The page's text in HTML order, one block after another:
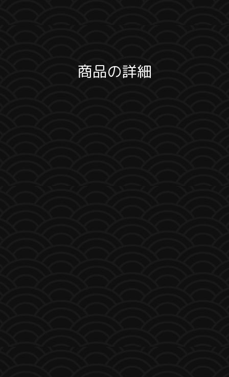
商品の詳細